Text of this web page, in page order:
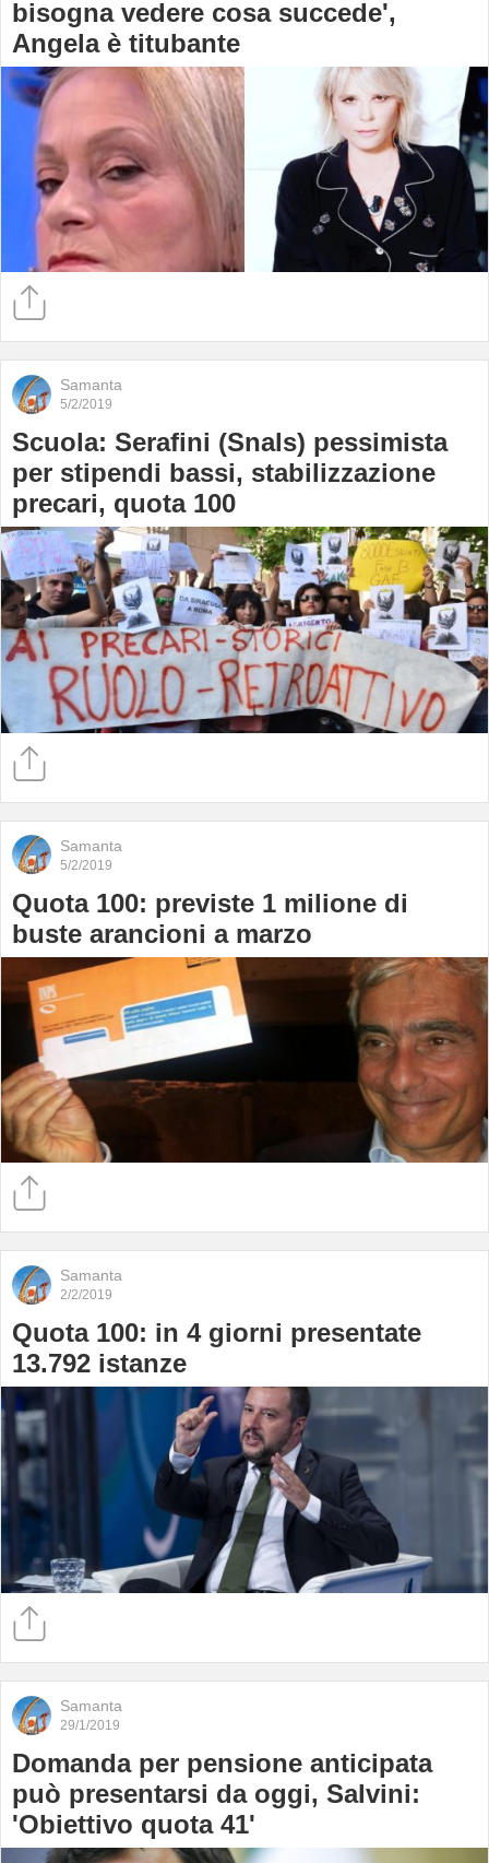
bisogna vedere cosa succede',
Angela è titubante
Samanta
5/2/2019
Scuola: Serafini (Snals) pessimista
per stipendi bassi, stabilizzazione
precari, quota 100
Samanta
5/2/2019
Quota 100: previste 1 milione di
buste arancioni a marzo
Samanta
2/2/2019
Quota 100: in 4 giorni presentate
13.792 istanze
Samanta
29/1/2019
Domanda per pensione anticipata
può presentarsi da oggi, Salvini:
'Obiettivo quota 41'